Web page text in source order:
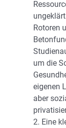
Rotoren
um die
eigenen
aber
2. Eine